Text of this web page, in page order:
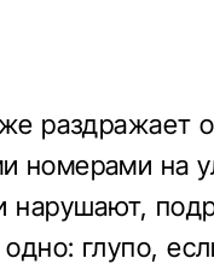
раздражает
номерами на
нарушают,
глупо,